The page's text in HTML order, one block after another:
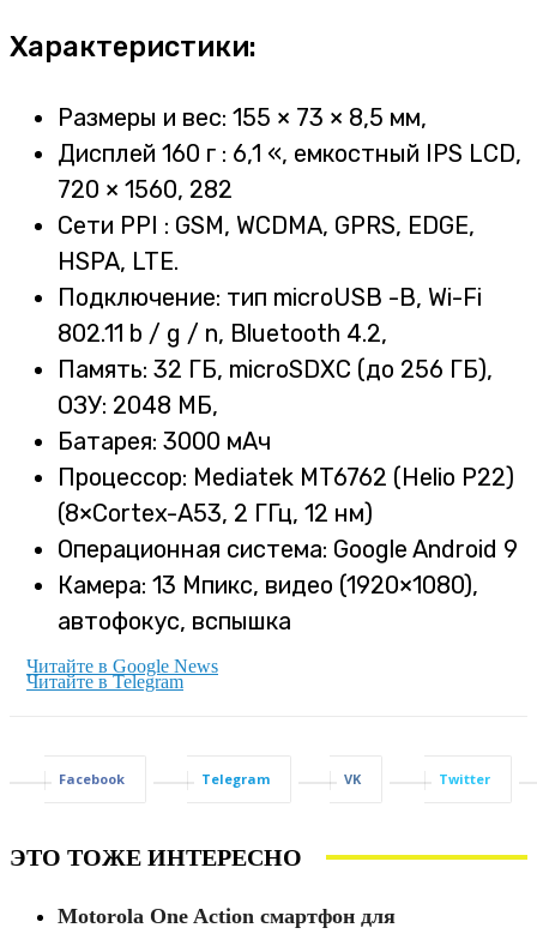
Характеристики:
Размеры и вес: 155 × 73 × 8,5 мм,
Дисплей 160 г : 6,1 «, емкостный IPS LCD,
720 × 1560, 282
Сети PPI : GSM, WCDMA, GPRS, EDGE,
HSPA, LTE.
Подключение: тип microUSB -B, Wi-Fi
802.11 b / g / n, Bluetooth 4.2,
Память: 32 ГБ, microSDXC (до 256 ГБ),
ОЗУ: 2048 МБ,
Батарея: 3000 мАч
Процессор: Mediatek MT6762 (Helio P22)
(8×Cortex-A53, 2 ГГц, 12 нм)
Операционная система: Google Android 9
Камера: 13 Мпикс, видео (1920×1080),
автофокус, вспышка
Читайте в Google News
Читайте в Telegram
Facebook Telegram VK Twitter
ЭТО ТОЖЕ ИНТЕРЕСНО
Motorola One Action смартфон для